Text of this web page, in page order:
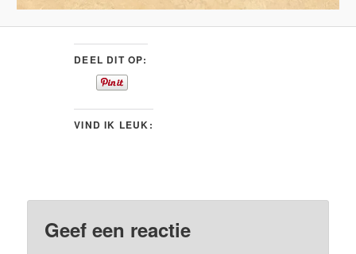
DEEL DIT OP:
VIND IK LEUK:
Geef een reactie